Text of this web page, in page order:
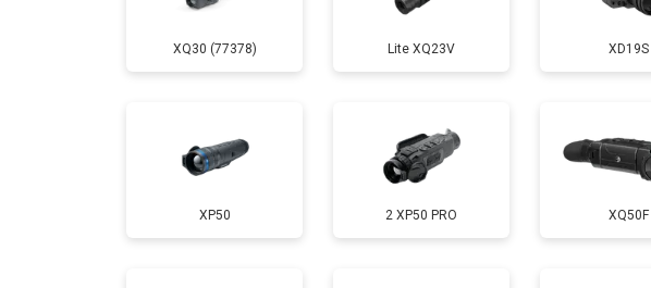
XQ30 (77378) Lite XQ23V XD19S
XP50 2 XP50 PRO XQ50F